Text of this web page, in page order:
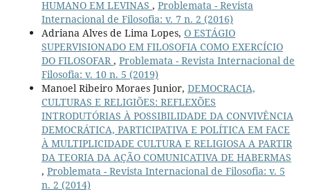
HUMANO EM LEVINAS , Problemata - Revista
Internacional de Filosofia: v. 7 n. 2 (2016)
Adriana Alves de Lima Lopes, O ESTÁGIO
SUPERVISIONADO EM FILOSOFIA COMO EXERCÍCIO
DO FILOSOFAR , Problemata - Revista Internacional de
Filosofia: v. 10 n. 5 (2019)
Manoel Ribeiro Moraes Junior, DEMOCRACIA,
CULTURAS E RELIGIÕES: REFLEXÕES
INTRODUTÓRIAS À POSSIBILIDADE DA CONVIVÊNCIA
DEMOCRÁTICA, PARTICIPATIVA E POLÍTICA EM FACE
À MULTIPLICIDADE CULTURA E RELIGIOSA A PARTIR
DA TEORIA DA AÇÃO COMUNICATIVA DE HABERMAS
, Problemata - Revista Internacional de Filosofia: v. 5
n. 2 (2014)